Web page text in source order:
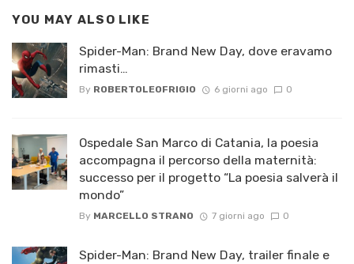
YOU MAY ALSO LIKE
Spider-Man: Brand New Day, dove eravamo
rimasti…
By ROBERTOLEOFRIGIO 6 giorni ago 0
Ospedale San Marco di Catania, la poesia
accompagna il percorso della maternità:
successo per il progetto “La poesia salverà il
mondo”
By MARCELLO STRANO 7 giorni ago 0
Spider-Man: Brand New Day, trailer finale e